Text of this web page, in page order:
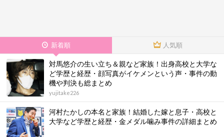
新着順 人気順
対馬悠介の生い立ち＆親など家族！出身高校と大学な
ど学歴と経歴・顔写真がイケメンという声・事件の動
機や判決も総まとめ
yujitake226
河村たかしの本名と家族！結婚した嫁と息子・高校と
大学など学歴と経歴・金メダル噛み事件の詳細まとめ